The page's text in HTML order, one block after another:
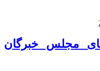
مجلس خبرگان